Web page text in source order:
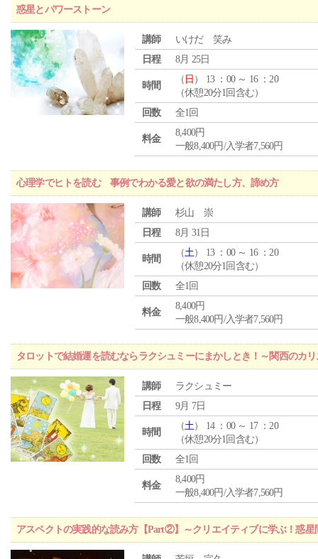
惑星とパワーストーン
講師
いけだ 笑み
日程
8月 25日
時間
（ 日 ） 13 ：00 ～ 16 ：20
（休憩20分1回含む）
回数
全1回
料金
8,400円
一般8,400円/入学者7,560円
心理学でヒトを読む 事例でわかる愛と欲の満たし方、諦め方
講師
杉山 崇
日程
8月 31日
時間
（土） 13 ：00 ～ 16 ：20
（休憩20分1回含む）
回数
全1回
料金
8,400円
一般8,400円/入学者7,560円
タロットで結婚運を読むならラクシュミーにまかしとき！～関西のカ
講師
ラクシュミー
日程
9月 7日
時間
（土） 14 ：00 ～ 17 ：20
（休憩20分1回含む）
回数
全1回
料金
8,400円
一般8,400円/入学者7,560円
アスペクトの実践的な読み方【Part②】～クリエイティブに学ぶ！惑